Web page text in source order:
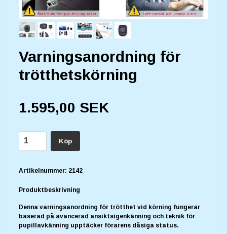
Varningsanordning för
trötthetskörning
1.595,00 SEK
Köp
Artikelnummer: 2142
Produktbeskrivning
Denna varningsanordning för trötthet vid körning fungerar
baserad på avancerad ansiktsigenkänning och teknik för
pupillavkänning upptäcker förarens dåsiga status.